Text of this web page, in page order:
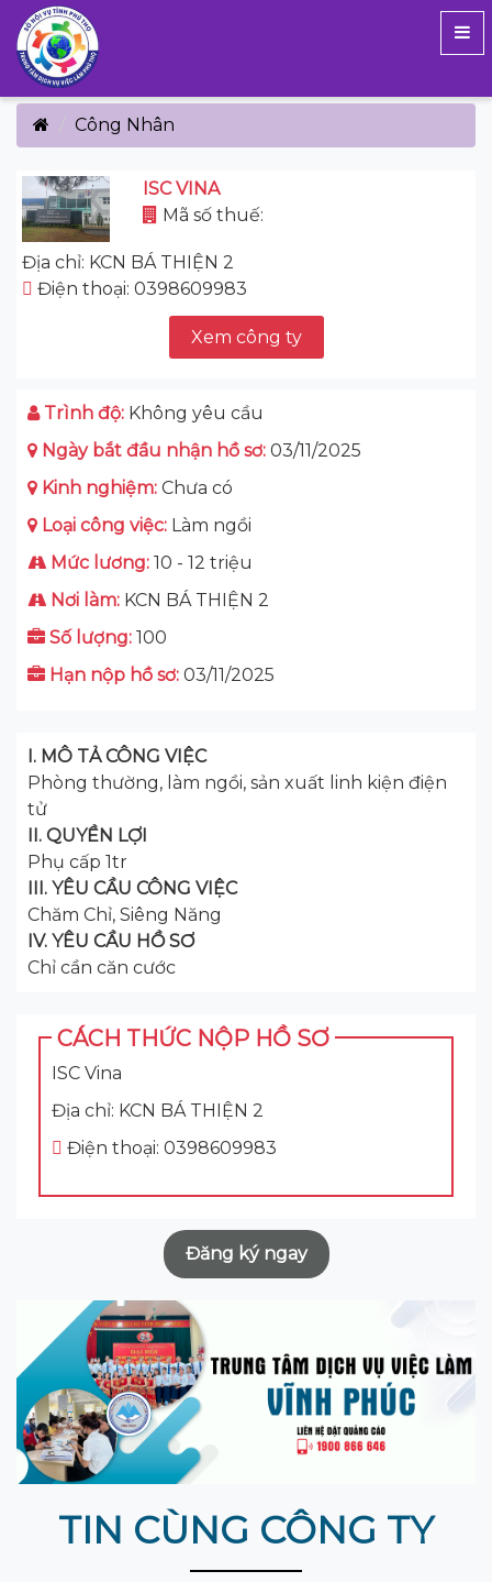
Công Nhân
ISC VINA
Mã số thuế:
Địa chỉ: KCN BÁ THIỆN 2
Điện thoại: 0398609983
Xem công ty
Trình độ: Không yêu cầu
Ngày bắt đầu nhận hồ sơ: 03/11/2025
Kinh nghiệm: Chưa có
Loại công việc: Làm ngồi
Mức lương: 10 - 12 triệu
Nơi làm: KCN BÁ THIỆN 2
Số lượng: 100
Hạn nộp hồ sơ: 03/11/2025
I. MÔ TẢ CÔNG VIỆC
Phòng thường, làm ngồi, sản xuất linh kiện điện
tử
II. QUYỀN LỢI
Phụ cấp 1tr
III. YÊU CẦU CÔNG VIỆC
Chăm Chỉ, Siêng Năng
IV. YÊU CẦU HỒ SƠ
Chỉ cần căn cước
CÁCH THỨC NỘP HỒ SƠ
ISC Vina
Địa chỉ: KCN BÁ THIỆN 2
Điện thoại: 0398609983
Đăng ký ngay
TIN CÙNG CÔNG TY